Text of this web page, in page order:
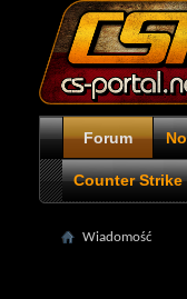
Forum
Counter
Wiadomość